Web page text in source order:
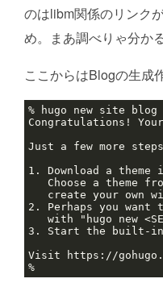
のはlibm関係のリンク
め。まあ調べりゃ分か
ここからはBlogの生成